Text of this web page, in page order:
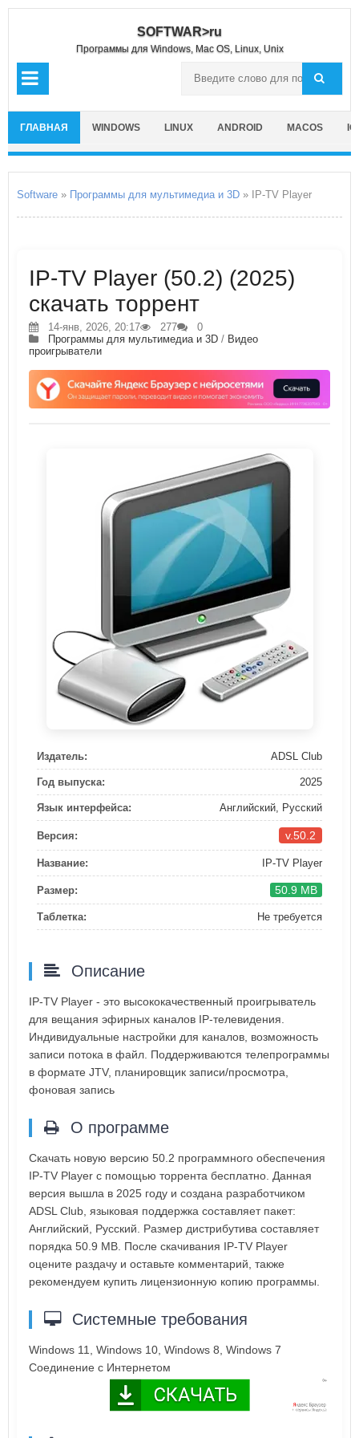
SOFTWAR>ru
Программы для Windows, Mac OS, Linux, Unix
ГЛАВНАЯ WINDOWS LINUX ANDROID MACOS
Software » Программы для мультимедиа и 3D » IP-TV Player
IP-TV Player (50.2) (2025)
скачать торрент
14-янв, 2026, 20:17 277
0
Программы для мультимедиа и 3D / Видео
проигрыватели
Издатель: ADSL Club
Год выпуска: 2025
Язык интерфейса: Английский, Русский
Версия: v.50.2
Название: IP-TV Player
Размер: 50.9 MB
Таблетка: Не требуется
Описание
IP-TV Player - это высококачественный проигрыватель
для вещания эфирных каналов IP-телевидения.
Индивидуальные настройки для каналов, возможность
записи потока в файл. Поддерживаются телепрограммы
в формате JTV, планировщик записи/просмотра,
фоновая запись
О программе
Скачать новую версию 50.2 программного обеспечения
IP-TV Player с помощью торрента бесплатно. Данная
версия вышла в 2025 году и создана разработчиком
ADSL Club, языковая поддержка составляет пакет:
Английский, Русский. Размер дистрибутива составляет
порядка 50.9 MB. После скачивания IP-TV Player
оцените раздачу и оставьте комментарий, также
рекомендуем купить лицензионную копию программы.
Системные требования
Windows 11, Windows 10, Windows 8, Windows 7
Соединение с Интернетом